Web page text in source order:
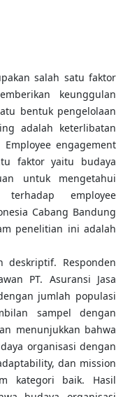
salah satu faktor
keunggulan
bentuk pengelolaan
adalah keterlibatan
engagement
faktor yaitu budaya
untuk mengetahui
employee
Cabang Bandung
penelitian ini adalah
Responden
PT. Asuransi Jasa
jumlah populasi
sampel dengan
menunjukkan bahwa
organisasi dengan
dan mission
kategori baik. Hasil